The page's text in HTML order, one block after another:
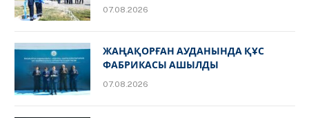
07.08.2026
ЖАҢАҚОРҒАН АУДАНЫНДА ҚҰС
ФАБРИКАСЫ АШЫЛДЫ
07.08.2026